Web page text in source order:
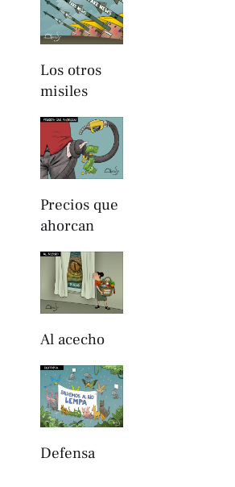
Los otros
misiles
Precios que
ahorcan
Al acecho
Defensa